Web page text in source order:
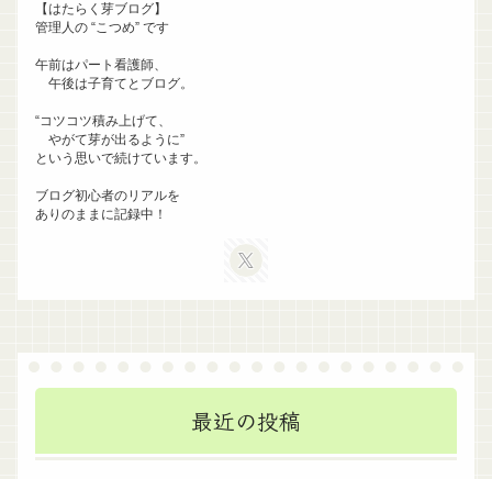
【はたらく芽ブログ】
管理人の “こつめ” です
午前はパート看護師、
午後は子育てとブログ。
“コツコツ積み上げて、
やがて芽が出るように”
という思いで続けています。
ブログ初心者のリアルを
ありのままに記録中！
最近の投稿